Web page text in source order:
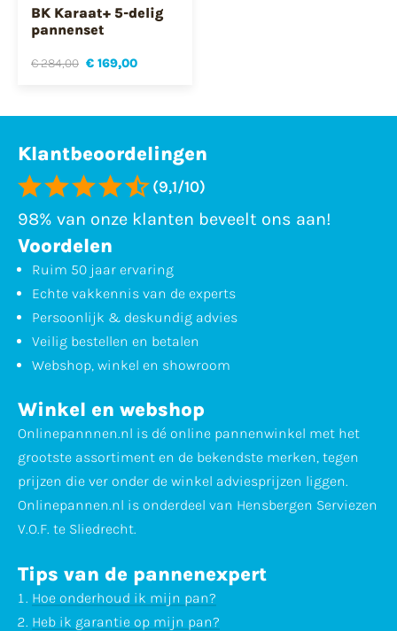
BK Karaat+ 5-delig
pannenset
€ 284,00 € 169,00
Klantbeoordelingen
(9,1/10)
98% van onze klanten beveelt ons aan!
Voordelen
Ruim 50 jaar ervaring
Echte vakkennis van de experts
Persoonlijk & deskundig advies
Veilig bestellen en betalen
Webshop, winkel en showroom
Winkel en webshop
Onlinepannnen.nl is dé online pannenwinkel met het
grootste assortiment en de bekendste merken, tegen
prijzen die ver onder de winkel adviesprijzen liggen.
Onlinepannen.nl is onderdeel van Hensbergen Serviezen
V.O.F. te Sliedrecht.
Tips van de pannenexpert
Hoe onderhoud ik mijn pan?
Heb ik garantie op mijn pan?